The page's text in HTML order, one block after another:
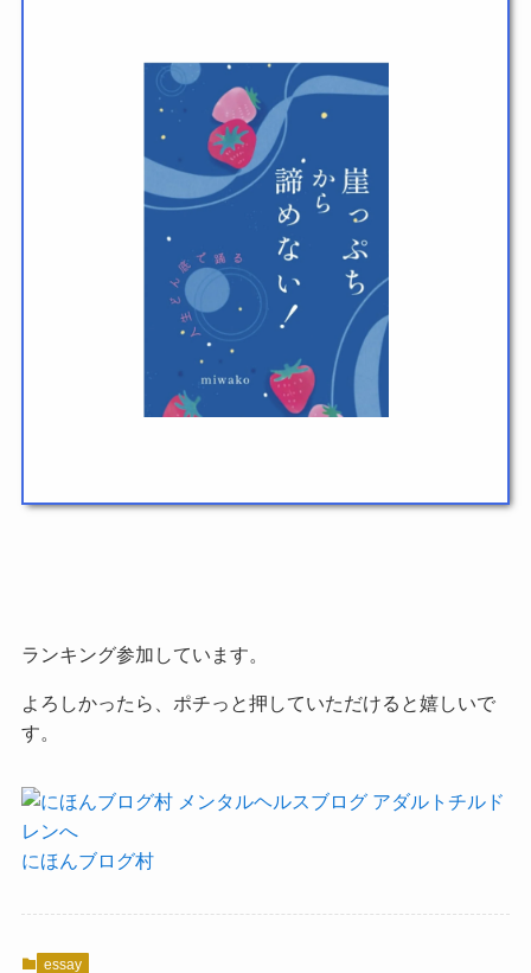
ランキング参加しています。
よろしかったら、ポチっと押していただけると嬉しいで
す。
にほんブログ村
essay